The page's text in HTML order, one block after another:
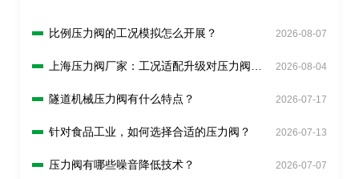
比例压力阀的工况模拟怎么开展？ 2026-08-07
上海压力阀厂家：工况适配升级对压力阀有
2026-08-04
隧道机械压力阀有什么特点？ 2026-07-17
针对食品工业，如何选择合适的压力阀？ 2026-07-13
压力阀有哪些噪音降低技术？ 2026-07-07